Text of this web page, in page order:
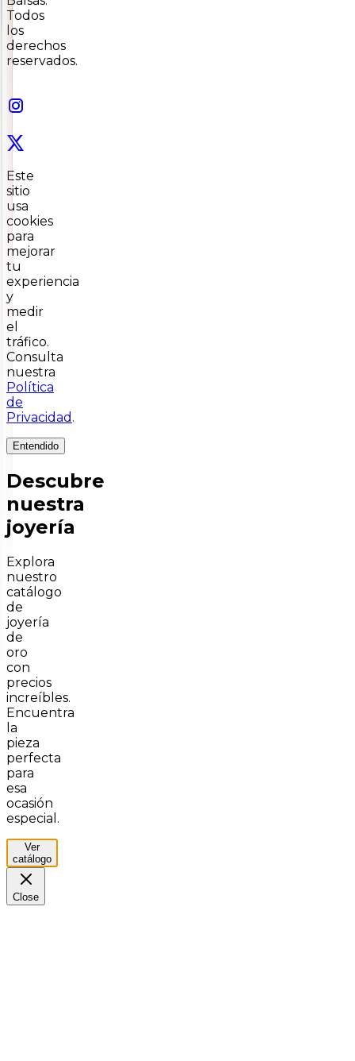
Todos
los
derechos
reservados.
Este
sitio
usa
cookies
para
mejorar
tu
experiencia
y
medir
el
tráfico.
Consulta
nuestra
Política
de
Privacidad .
Entendido
Descubre
nuestra
joyería
Explora
nuestro
catálogo
de
joyería
de
oro
con
precios
increíbles.
Encuentra
la
pieza
perfecta
para
esa
ocasión
especial.
Ver
catálogo
Close